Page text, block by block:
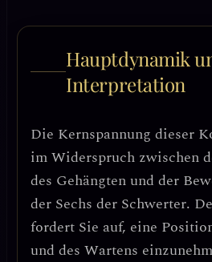
Hauptdynamik
Interpretation
Die Kernspannung dieser
im Widerspruch zwischen
des Gehängtenund der
der Sechs der Schwerter.
fordert Sie auf, eine
und des Wartens